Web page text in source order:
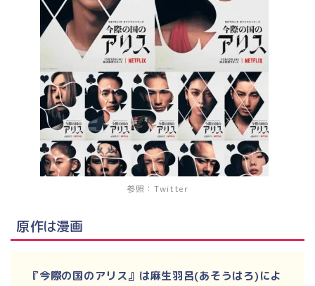
参照：Twitter
原作は漫画
『今際の国のアリス』は麻生羽呂(あそうはろ)によ